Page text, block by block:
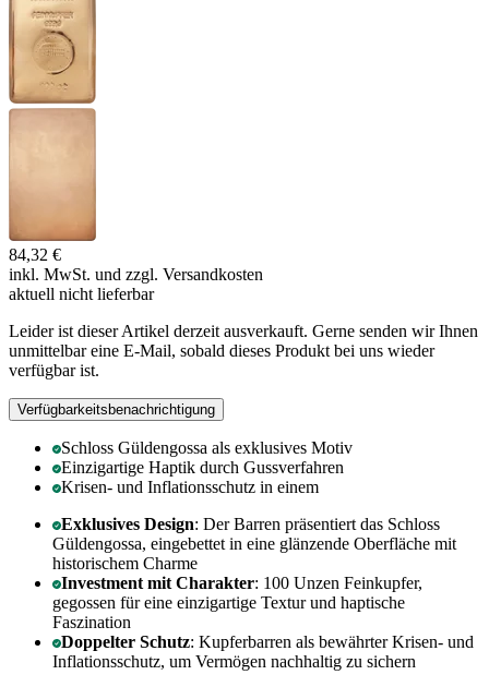
84,32 €
inkl. MwSt. und zzgl. Versandkosten
aktuell nicht lieferbar
Leider ist dieser Artikel derzeit ausverkauft. Gerne senden wir Ihnen
unmittelbar eine E-Mail, sobald dieses Produkt bei uns wieder
verfügbar ist.
Verfügbarkeitsbenachrichtigung
Schloss Güldengossa als exklusives Motiv
Einzigartige Haptik durch Gussverfahren
Krisen- und Inflationsschutz in einem
Exklusives Design: Der Barren präsentiert das Schloss
Güldengossa, eingebettet in eine glänzende Oberfläche mit
historischem Charme
Investment mit Charakter: 100 Unzen Feinkupfer,
gegossen für eine einzigartige Textur und haptische
Faszination
Doppelter Schutz: Kupferbarren als bewährter Krisen- und
Inflationsschutz, um Vermögen nachhaltig zu sichern